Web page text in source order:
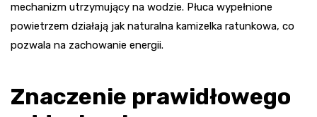
mechanizm utrzymujący na wodzie. Płuca wypełnione
powietrzem działają jak naturalna kamizelka ratunkowa, co
pozwala na zachowanie energii.
Znaczenie prawidłowego